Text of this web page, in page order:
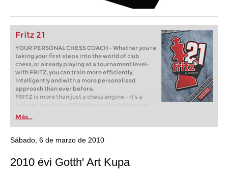
Fritz 21
YOUR PERSONAL CHESS COACH - Whether you’re
taking your first steps into the world of club
chess, or already playing at a tournament level:
with FRITZ, you can train more efficiently,
intelligently and with a more personalised
approach than ever before.
FRITZ is more than just a chess engine – it’s a
training revolution! Whether you’re taking your
first steps into the world of club chess, or already
playing at a tournament level: with FRITZ, you can
train more efficiently, intelligently and with a
more personalised approach than ever before.
Más...
Sábado, 6 de marzo de 2010
2010 évi Gotth' Art Kupa